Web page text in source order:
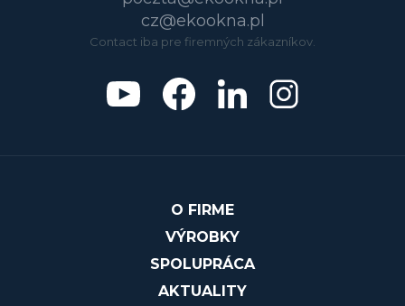
cz@ekookna.pl
Contact iba pre firemných zákazníkov.
O FIRME
VÝROBKY
SPOLUPRÁCA
AKTUALITY